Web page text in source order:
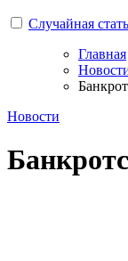
Случайная
Главная
Новости